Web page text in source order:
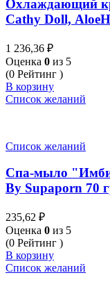
Охлаждающий
Cathy Doll,
1 236,36 ₽
Оценка 0 из 5
(0 Рейтинг )
В корзину
Список желаний
Список желаний
Спа-мыло
By Supaporn 70
235,62 ₽
Оценка 0 из 5
(0 Рейтинг )
В корзину
Список желаний